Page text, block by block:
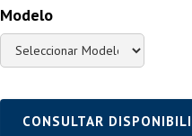
Modelo
CONSULTAR